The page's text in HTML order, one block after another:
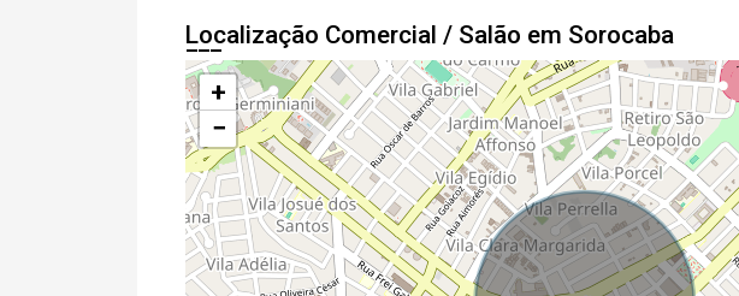
Localização Comercial / Salão em Sorocaba
+
−